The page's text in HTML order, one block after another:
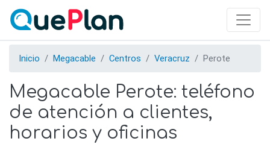
Inicio Megacable Centros Veracruz Perote
Megacable Perote: teléfono
de atención a clientes,
horarios y oficinas